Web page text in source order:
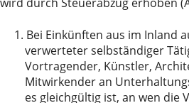
1. Bei Einkünften aus im Inland
verwerteter selbständiger
Vortragender, Künstler,
Mitwirkender an
es gleichgültig ist, an wen die